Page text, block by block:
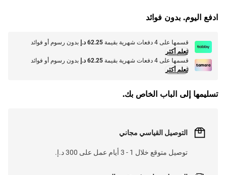
ادفع اليوم. بدون فوائد
قسمها على 4 دفعات شهرية بقيمة 62.25 د.إ
بدون رسوم أو فوائد
تعلم أكثر
قسمها على 4 دفعات شهرية بقيمة
62.25 د.إ
بدون رسوم أو فوائد
تعلم أكثر
تسليمها إلى الباب الخاص بك.
التوصيل القياسي مجاني
توصيل متوقع خلال 1 - 3 أيام عمل على 300 د.إ.